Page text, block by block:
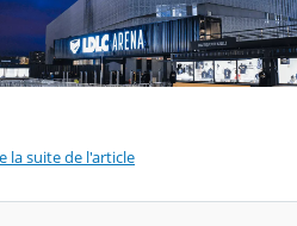
la suite de l'article